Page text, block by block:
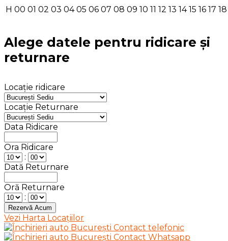
H 00 01 02 03 04 05 06 07 08 09 10 11 12 13 14 15 16 17 18
Alege datele pentru ridicare și
returnare
Locație ridicare
Locație Returnare
Data Ridicare
Ora Ridicare
:
Dată Returnare
Oră Returnare
:
Vezi Harta Locațiilor